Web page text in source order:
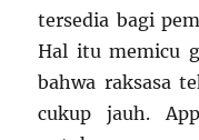
tersedia bagi
Hal itu memicu
bahwa raksasa
cukup jauh.